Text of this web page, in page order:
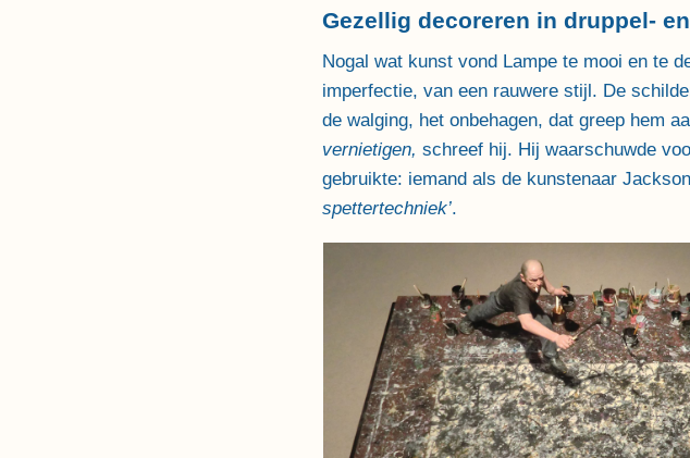
Gezellig decoreren in druppel-
Nogal wat kunst vond Lampe te mooi en te
imperfectie, van een rauwere stijl. De
de walging, het onbehagen, dat greep hem
vernietigen, schreef hij. Hij waarschuwde
gebruikte: iemand als de kunstenaar
spettertechniek’.